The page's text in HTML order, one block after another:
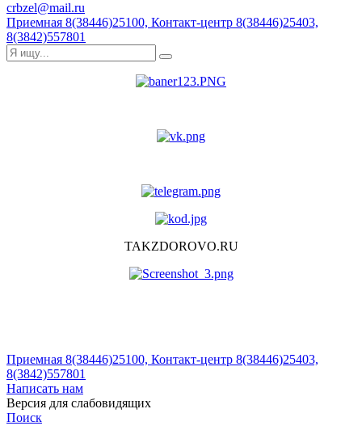
crbzel@mail.ru
Приемная 8(38446)25100, Контакт-центр 8(38446)25403,
8(3842)557801
TAKZDOROVO.RU
Приемная 8(38446)25100, Контакт-центр 8(38446)25403,
8(3842)557801
Написать нам
Версия для слабовидящих
Поиск